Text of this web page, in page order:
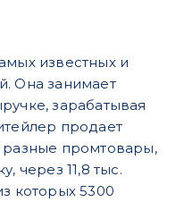
известных и
Она занимает
зарабатывая
продает
разные промтовары,
через 11,8 тыс.
которых 5300